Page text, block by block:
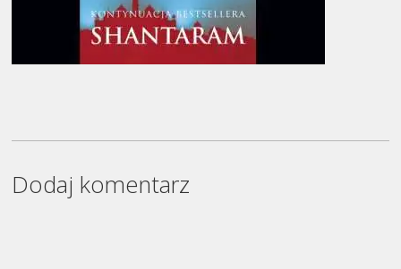
Dodaj komentarz